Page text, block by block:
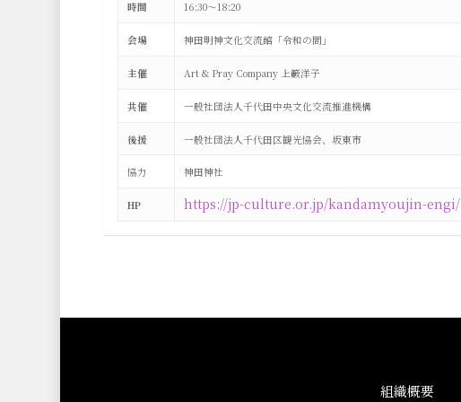
時間 16:30～18:20
会場 神田明神文化交流館「令和の間」
主催 Art & Pray Company 上籔洋子
共催 一般社団法人千代田中央文化交流推進機構
後援 一般社団法人千代田区観光協会、坂東市
協力 神田神社
HP https://jp-culture.or.jp/kandamyoujin-engi/
組織概要